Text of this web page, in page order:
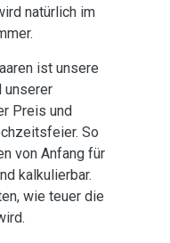
natürlich im
ist unsere
unserer
Preis und
So
von Anfang für
kalkulierbar.
wie teuer die